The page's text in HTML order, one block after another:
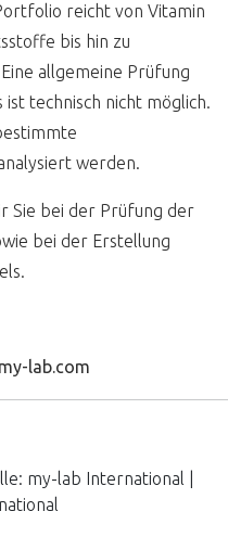
reicht von Vitamin
bis hin zu
allgemeine Prüfung
ist technisch nicht möglich.
werden.
Sie bei der Prüfung der
bei der Erstellung
lab.com
my-lab International |